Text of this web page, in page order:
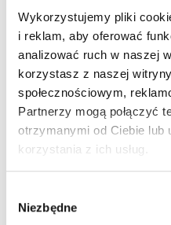
Wykorzystujemy pliki
i reklam, aby oferować
analizować ruch w naszej
korzystasz z naszej
społecznościowym,
Partnerzy mogą połączyć
otrzymanymi od Ciebie lub
korzystania z ich usług.
zgody
Niezbędne
Bright Junior Media